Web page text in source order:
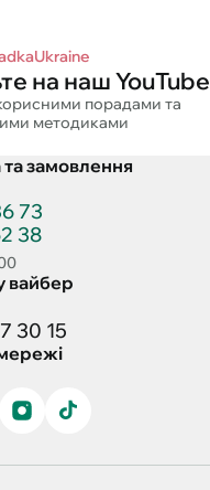
на наш YouTube
порадами та
методиками
замовлення
73
38
вайбер
30 15